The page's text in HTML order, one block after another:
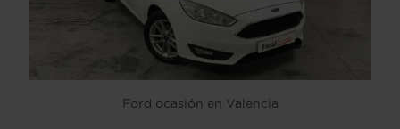
Ford ocasión en Valencia